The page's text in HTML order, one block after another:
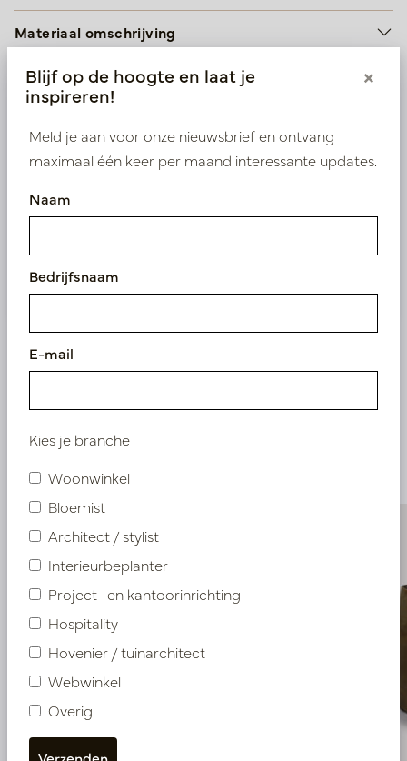
Materiaal omschrijving
Wij leveren enkel B2B
Log in als zakelijke klant om direct toegang te
krijgen tot onze exclusieve prijzen.
Bestaande klant? Log hier in
Nieuw? Registreer hier
Vergelijkbare
producten
Blijf op de hoogte en laat je
inspireren!
×
Meld je aan voor onze nieuwsbrief en ontvang
maximaal één keer per maand interessante updates.
Naam
Bedrijfsnaam
E-mail
Kies je branche
Woonwinkel
Bloemist
Architect / stylist
Interieurbeplanter
Project- en kantoorinrichting
Hospitality
Hovenier / tuinarchitect
Webwinkel
Overig